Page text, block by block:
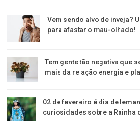
Vem sendo alvo de inveja?
para afastar o mau-olhado!
Tem gente tão negativa que
mais da relação energia e
02 de fevereiro é dia de
curiosidades sobre a Rainha